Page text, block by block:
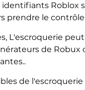
identifiants
prendre le
L'escroquerie
de
de